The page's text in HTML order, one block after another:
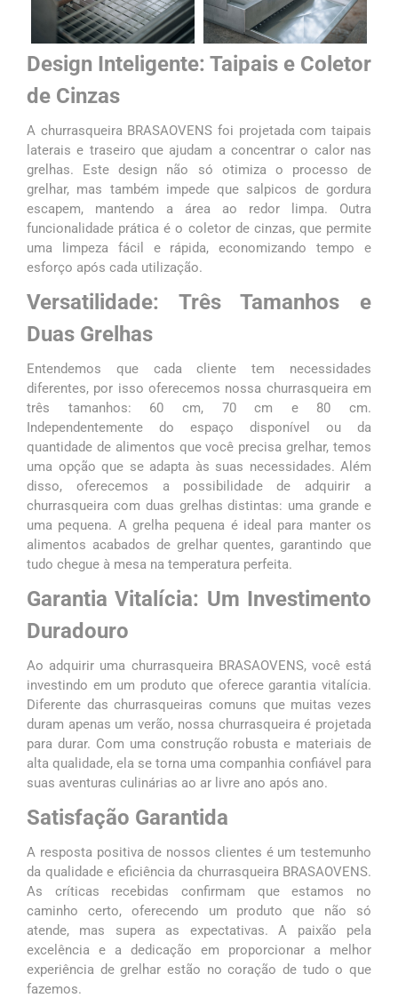
Design Inteligente: Taipais e Coletor
de Cinzas
A churrasqueira BRASAOVENS foi projetada com taipais
laterais e traseiro que ajudam a concentrar o calor nas
grelhas. Este design não só otimiza o processo de
grelhar, mas também impede que salpicos de gordura
escapem, mantendo a área ao redor limpa. Outra
funcionalidade prática é o coletor de cinzas, que permite
uma limpeza fácil e rápida, economizando tempo e
esforço após cada utilização.
Versatilidade: Três Tamanhos e
Duas Grelhas
Entendemos que cada cliente tem necessidades
diferentes, por isso oferecemos nossa churrasqueira em
três tamanhos: 60 cm, 70 cm e 80 cm.
Independentemente do espaço disponível ou da
quantidade de alimentos que você precisa grelhar, temos
uma opção que se adapta às suas necessidades. Além
disso, oferecemos a possibilidade de adquirir a
churrasqueira com duas grelhas distintas: uma grande e
uma pequena. A grelha pequena é ideal para manter os
alimentos acabados de grelhar quentes, garantindo que
tudo chegue à mesa na temperatura perfeita.
Garantia Vitalícia: Um Investimento
Duradouro
Ao adquirir uma churrasqueira BRASAOVENS, você está
investindo em um produto que oferece garantia vitalícia.
Diferente das churrasqueiras comuns que muitas vezes
duram apenas um verão, nossa churrasqueira é projetada
para durar. Com uma construção robusta e materiais de
alta qualidade, ela se torna uma companhia confiável para
suas aventuras culinárias ao ar livre ano após ano.
Satisfação Garantida
A resposta positiva de nossos clientes é um testemunho
da qualidade e eficiência da churrasqueira BRASAOVENS.
As críticas recebidas confirmam que estamos no
caminho certo, oferecendo um produto que não só
atende, mas supera as expectativas. A paixão pela
excelência e a dedicação em proporcionar a melhor
experiência de grelhar estão no coração de tudo o que
fazemos.